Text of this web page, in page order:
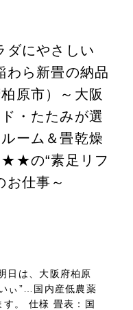
ダにやさしい
わら新畳の納品
原市）～大阪
・たたみが選
ーム＆畳乾燥
の“素足リフ
お仕事～
日は、大阪府柏原
ぃ”…国内産低農薬
す。 仕様 畳表：国